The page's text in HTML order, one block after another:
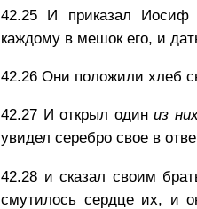
42.25 И приказал Иосиф
каждому в мешок его, и
42.26 Они положили хлеб
42.27 И открыл одиниз
увидел серебро свое в
42.28 и сказал своим
смутилось сердце их, и